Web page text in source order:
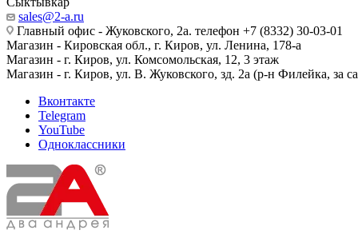
sales@2-a.ru
Главный офис - Жуковского, 2а. телефон +7 (8332) 30-03-01
Магазин - Кировская обл., г. Киров, ул. Ленина, 178-а
Магазин - г. Киров, ул. Комсомольская, 12, 3 этаж
Магазин - г. Киров, ул. В. Жуковского, зд. 2а (р-н Филейка, за
Вконтакте
Telegram
YouTube
Одноклассники